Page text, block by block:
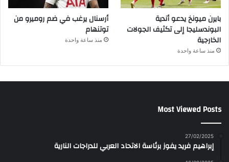
بايرن ميونخ يدعو أندية
البوندسليجا إلى تكثيف الجولات
الخارجية
منذ ساعة واحدة
أرسنال يرغب في ضم روميرو من
توتنهام
منذ ساعة واحدة
Most Viewed Posts
27/02/2025
إبراهيم فريد يفوز برئاسة الاتحاد العربي للدراجات النارية